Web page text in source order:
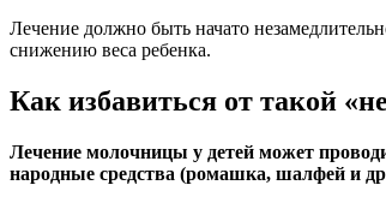
Лечение должно быть начато
снижению веса ребенка.
Как избавиться от такой
Лечение молочницы у детей может
народные средства (ромашка, шалфей и